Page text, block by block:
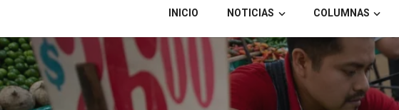
INICIO NOTICIAS COLUMNAS